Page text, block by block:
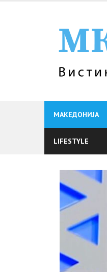
МАКЕДОНИЈА
LIFESTYLE